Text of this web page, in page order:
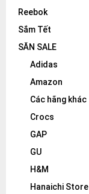
Reebok
Sắm Tết
SĂN SALE
Adidas
Amazon
Các hãng khác
Crocs
GAP
GU
H&M
Hanaichi Store